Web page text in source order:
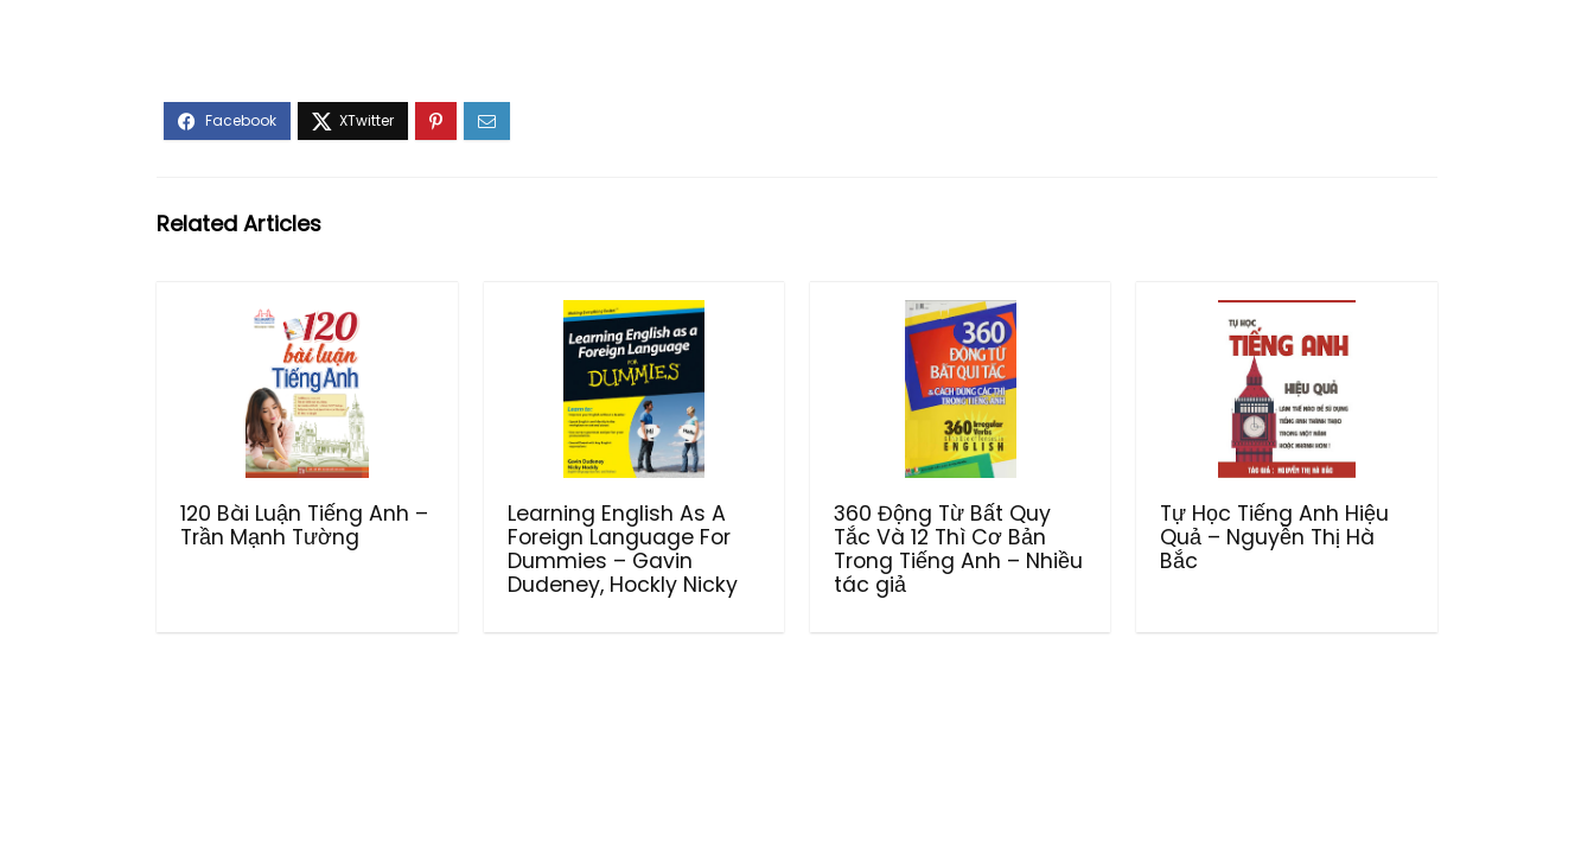
Related Articles
120 Bài Luận Tiếng Anh –
Trần Mạnh Tường
Learning English As A
Foreign Language For
Dummies – Gavin
Dudeney, Hockly Nicky
360 Động Từ Bất Quy
Tắc Và 12 Thì Cơ Bản
Trong Tiếng Anh – Nhiều
tác giả
Tự Học Tiếng Anh Hiệu
Quả – Nguyễn Thị Hà
Bắc